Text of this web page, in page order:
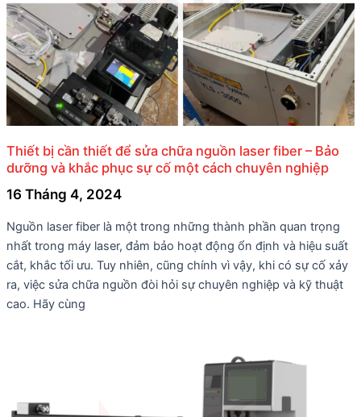
Thiết bị cần thiết để sửa chữa nguồn laser fiber – Bảo
dưỡng và khắc phục sự cố một cách chuyên nghiệp
16 Tháng 4, 2024
Nguồn laser fiber là một trong những thành phần quan trọng
nhất trong máy laser, đảm bảo hoạt động ổn định và hiệu suất
cắt, khắc tối ưu. Tuy nhiên, cũng chính vì vậy, khi có sự cố xảy
ra, việc sửa chữa nguồn đòi hỏi sự chuyên nghiệp và kỹ thuật
cao. Hãy cùng